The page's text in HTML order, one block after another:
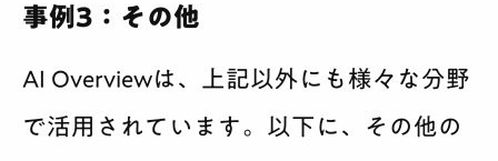
事例3：その他
AI Overviewは、上記以外にも様々な分野
で活用されています。以下に、その他の